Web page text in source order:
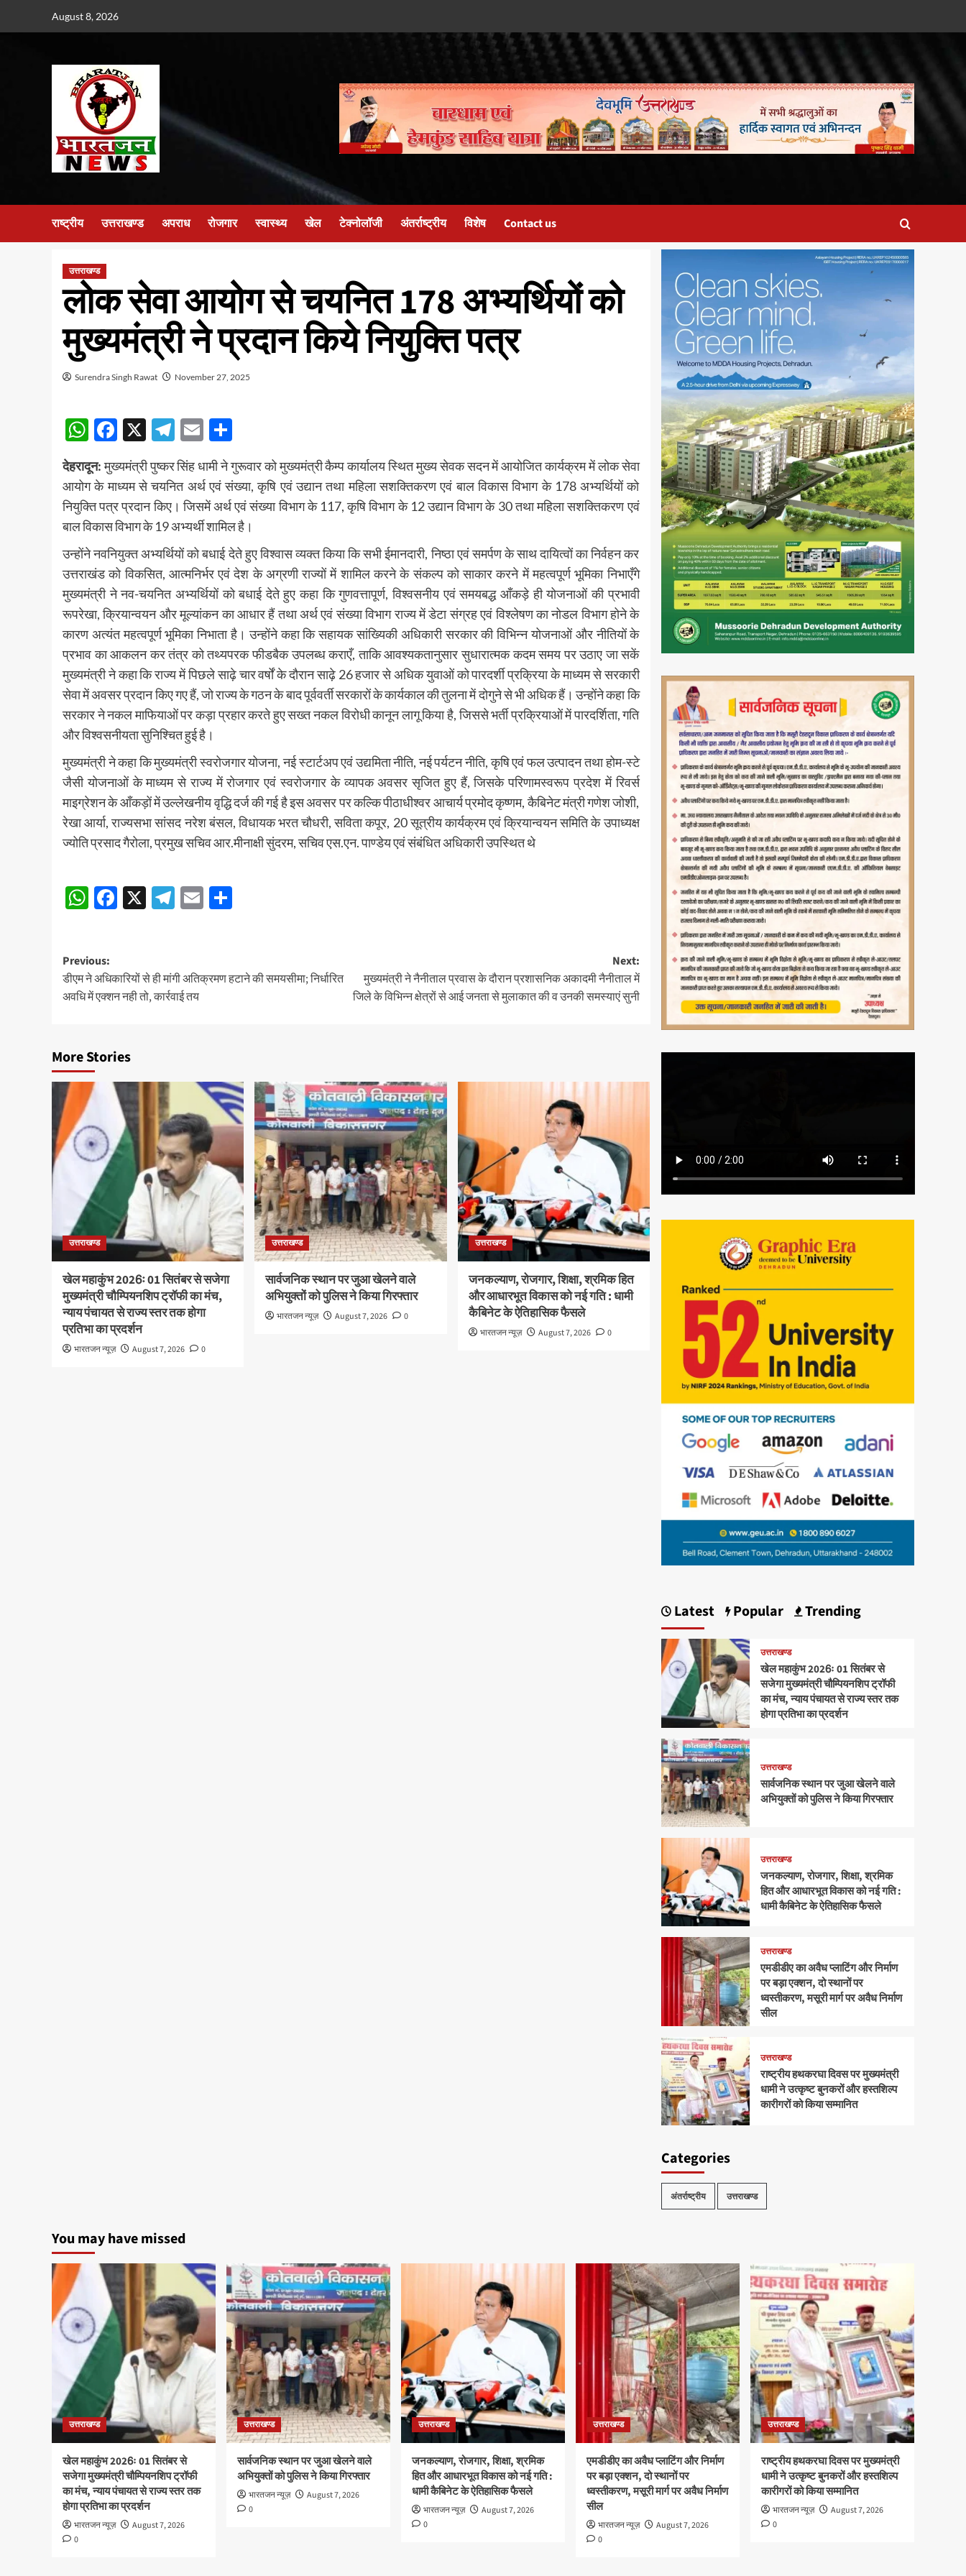
August 8, 2026
राष्ट्रीय उत्तराखण्ड अपराध रोजगार स्वास्थ्य खेल टेक्नोलॉजी अंतर्राष्ट्रीय विशेष Contact us
उत्तराखण्ड
लोक सेवा आयोग से चयनित 178 अभ्यर्थियों को
मुख्यमंत्री ने प्रदान किये नियुक्ति पत्र
Surendra Singh Rawat November 27, 2025
WhatsApp
Facebook
X Telegram
Email
देहरादून:मुख्यमंत्री पुष्कर सिंह धामी ने गुरूवार को मुख्यमंत्री कैम्प कार्यालय स्थित मुख्य सेवक सदन में आयोजित कार्यक्रम में लोक सेवा
आयोग के माध्यम से चयनित अर्थ एवं संख्या, कृषि एवं उद्यान तथा महिला सशक्तिकरण एवं बाल विकास विभाग के 178 अभ्यर्थियों को
नियुक्ति पत्र प्रदान किए। जिसमें अर्थ एवं संख्या विभाग के 117, कृषि विभाग के 12 उद्यान विभाग के 30 तथा महिला सशक्तिकरण एवं
बाल विकास विभाग के 19 अभ्यर्थी शामिल है।
उन्होंने नवनियुक्त अभ्यर्थियों को बधाई देते हुए विश्वास व्यक्त किया कि सभी ईमानदारी, निष्ठा एवं समर्पण के साथ दायित्वों का निर्वहन कर
उत्तराखंड को विकसित, आत्मनिर्भर एवं देश के अग्रणी राज्यों में शामिल करने के संकल्प को साकार करने में महत्वपूर्ण भूमिका निभाएँगे
मुख्यमंत्री ने नव-चयनित अभ्यर्थियों को बधाई देते हुए कहा कि गुणवत्तापूर्ण, विश्वसनीय एवं समयबद्ध आँकड़े ही योजनाओं की प्रभावी
रूपरेखा, क्रियान्वयन और मूल्यांकन का आधार हैं तथा अर्थ एवं संख्या विभाग राज्य में डेटा संग्रह एवं विश्लेषण का नोडल विभाग होने के
कारण अत्यंत महत्वपूर्ण भूमिका निभाता है। उन्होंने कहा कि सहायक सांख्यिकी अधिकारी सरकार की विभिन्न योजनाओं और नीतियों के
प्रभाव का आकलन कर तंत्र को तथ्यपरक फीडबैक उपलब्ध कराएँ, ताकि आवश्यकतानुसार सुधारात्मक कदम समय पर उठाए जा सकें
मुख्यमंत्री ने कहा कि राज्य में पिछले साढ़े चार वर्षों के दौरान साढ़े 26 हजार से अधिक युवाओं को पारदर्शी प्रक्रिया के माध्यम से सरकारी
सेवा में अवसर प्रदान किए गए हैं, जो राज्य के गठन के बाद पूर्ववर्ती सरकारों के कार्यकाल की तुलना में दोगुने से भी अधिक हैं। उन्होंने कहा कि
सरकार ने नकल माफियाओं पर कड़ा प्रहार करते हुए सख्त नकल विरोधी कानून लागू किया है, जिससे भर्ती प्रक्रियाओं में पारदर्शिता, गति
और विश्वसनीयता सुनिश्चित हुई है।
मुख्यमंत्री ने कहा कि मुख्यमंत्री स्वरोजगार योजना, नई स्टार्टअप एवं उद्यमिता नीति, नई पर्यटन नीति, कृषि एवं फल उत्पादन तथा होम-स्टे
जैसी योजनाओं के माध्यम से राज्य में रोजगार एवं स्वरोजगार के व्यापक अवसर सृजित हुए हैं, जिसके परिणामस्वरूप प्रदेश में रिवर्स
माइग्रेशन के आँकड़ों में उल्लेखनीय वृद्धि दर्ज की गई है इस अवसर पर कल्कि पीठाधीश्वर आचार्य प्रमोद कृष्णम, कैबिनेट मंत्री गणेश जोशी,
रेखा आर्या, राज्यसभा सांसद नरेश बंसल, विधायक भरत चौधरी, सविता कपूर, 20 सूत्रीय कार्यक्रम एवं क्रियान्वयन समिति के उपाध्यक्ष
ज्योति प्रसाद गैरोला, प्रमुख सचिव आर.मीनाक्षी सुंदरम, सचिव एस.एन. पाण्डेय एवं संबंधित अधिकारी उपस्थित थे
Post
navigation
WhatsApp
Facebook
X Telegram
Email
Post
navigation
Previous:
डीएम ने अधिकारियों से ही मांगी अतिक्रमण हटाने की समयसीमा; निर्धारित
अवधि में एक्शन नही तो, कार्रवाई तय
Next:
मुख्यमंत्री ने नैनीताल प्रवास के दौरान प्रशासनिक अकादमी नैनीताल में
जिले के विभिन्न क्षेत्रों से आई जनता से मुलाकात की व उनकी समस्याएं सुनी
More Stories
उत्तराखण्ड
खेल महाकुंभ 2026ः 01 सितंबर से सजेगा
मुख्यमंत्री चौम्पियनशिप ट्रॉफी का मंच,
न्याय पंचायत से राज्य स्तर तक होगा
प्रतिभा का प्रदर्शन
भारतजन न्यूज़ August 7, 2026 0
उत्तराखण्ड
सार्वजनिक स्थान पर जुआ खेलने वाले
अभियुक्तों को पुलिस ने किया गिरफ्तार
भारतजन न्यूज़ August 7, 2026 0
उत्तराखण्ड
जनकल्याण, रोजगार, शिक्षा, श्रमिक हित
और आधारभूत विकास को नई गति : धामी
कैबिनेट के ऐतिहासिक फैसले
भारतजन न्यूज़ August 7, 2026 0
Latest Popular Trending
उत्तराखण्ड
खेल महाकुंभ 2026ः 01 सितंबर से
सजेगा मुख्यमंत्री चौम्पियनशिप ट्रॉफी
का मंच, न्याय पंचायत से राज्य स्तर तक
होगा प्रतिभा का प्रदर्शन
उत्तराखण्ड
सार्वजनिक स्थान पर जुआ खेलने वाले
अभियुक्तों को पुलिस ने किया गिरफ्तार
उत्तराखण्ड
जनकल्याण, रोजगार, शिक्षा, श्रमिक
हित और आधारभूत विकास को नई गति :
धामी कैबिनेट के ऐतिहासिक फैसले
उत्तराखण्ड
एमडीडीए का अवैध प्लाटिंग और निर्माण
पर बड़ा एक्शन, दो स्थानों पर
ध्वस्तीकरण, मसूरी मार्ग पर अवैध निर्माण
सील
उत्तराखण्ड
राष्ट्रीय हथकरघा दिवस पर मुख्यमंत्री
धामी ने उत्कृष्ट बुनकरों और हस्तशिल्प
कारीगरों को किया सम्मानित
Categories
अंतर्राष्ट्रीय उत्तराखण्ड
You may have missed
उत्तराखण्ड
खेल महाकुंभ 2026ः 01 सितंबर से
सजेगा मुख्यमंत्री चौम्पियनशिप ट्रॉफी
का मंच, न्याय पंचायत से राज्य स्तर तक
होगा प्रतिभा का प्रदर्शन
भारतजन न्यूज़
August 7, 2026
0
उत्तराखण्ड
सार्वजनिक स्थान पर जुआ खेलने वाले
अभियुक्तों को पुलिस ने किया गिरफ्तार
भारतजन न्यूज़
August 7, 2026
0
उत्तराखण्ड
जनकल्याण, रोजगार, शिक्षा, श्रमिक
हित और आधारभूत विकास को नई गति :
धामी कैबिनेट के ऐतिहासिक फैसले
भारतजन न्यूज़
August 7, 2026
0
उत्तराखण्ड
एमडीडीए का अवैध प्लाटिंग और निर्माण
पर बड़ा एक्शन, दो स्थानों पर
ध्वस्तीकरण, मसूरी मार्ग पर अवैध निर्माण
सील
भारतजन न्यूज़
August 7, 2026
0
उत्तराखण्ड
राष्ट्रीय हथकरघा दिवस पर मुख्यमंत्री
धामी ने उत्कृष्ट बुनकरों और हस्तशिल्प
कारीगरों को किया सम्मानित
भारतजन न्यूज़
August 7, 2026
0